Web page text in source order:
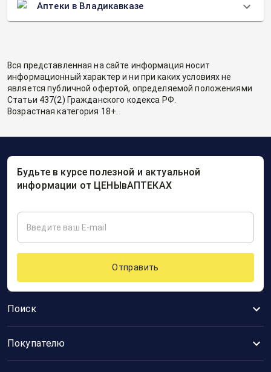
Аптеки в Владикавказе
Вся представленная на сайте информация носит
информационный характер и ни при каких условиях не
является публичной офертой, определяемой положениями
Статьи 437(2) Гражданского кодекса РФ.
Возрастная категория 18+.
Поиск
Покупателю
Будьте в курсе полезной и актуальной
информации от ЦЕНЫвАПТЕКАХ
Отправить